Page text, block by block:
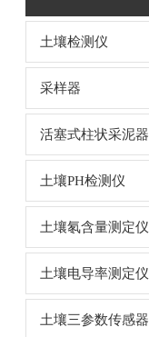
土壤检测仪
采样器
活塞式柱状采泥器
土壤PH检测仪
土壤氡含量测定仪
土壤电导率测定仪
土壤三参数传感器